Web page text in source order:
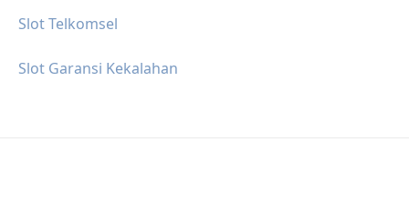
Slot Telkomsel
Slot Garansi Kekalahan